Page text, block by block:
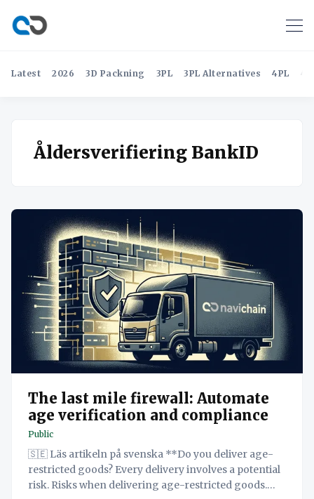
Latest 2026 3D Packning 3PL 3PL Alternatives 4PL
Åldersverifiering BankID
The last mile firewall: Automate
age verification and compliance
Public
🇸🇪 Läs artikeln på svenska **Do you deliver age-
restricted goods? Every delivery involves a potential
risk. Risks when delivering age-restricted goods.